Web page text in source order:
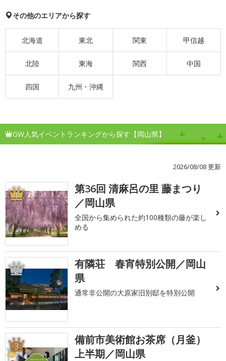
その他のエリアから探す
北海道 東北 関東 甲信越
北陸 東海 関西 中国
四国 九州・沖縄
GW人気イベントランキングから探す【岡山県】
2026/08/08 更新
1
第36回 清麻呂の里 藤まつり
／岡山県
全国から集められた約100種類の藤が楽し
める
2
有隣荘 春宵特別公開／岡山
県
通常非公開の大原家旧別邸を特別公開
3
備前市美術館お茶席（月釜）
上半期／岡山県